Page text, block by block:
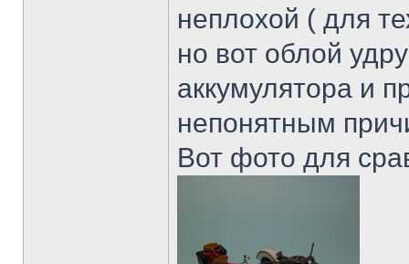
неплохой ( для
но вот облой
аккумулятора и
непонятным
Вот фото для